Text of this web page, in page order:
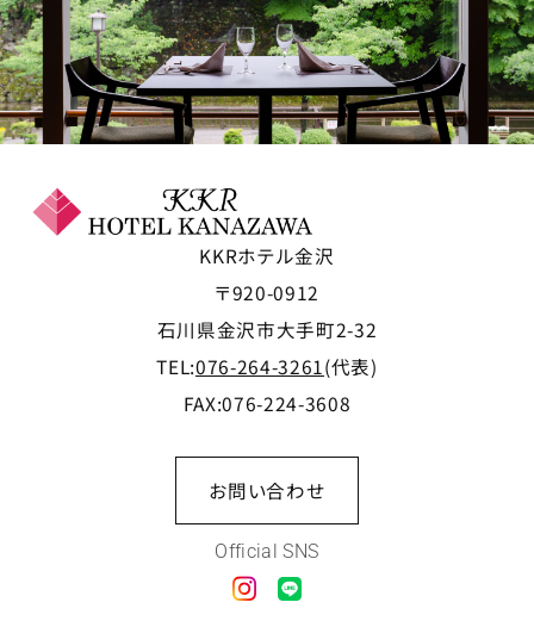
KKRホテル金沢
〒920-0912
石川県金沢市大手町2-32
TEL:076-264-3261(代表)
FAX:076-224-3608
お問い合わせ
Official SNS